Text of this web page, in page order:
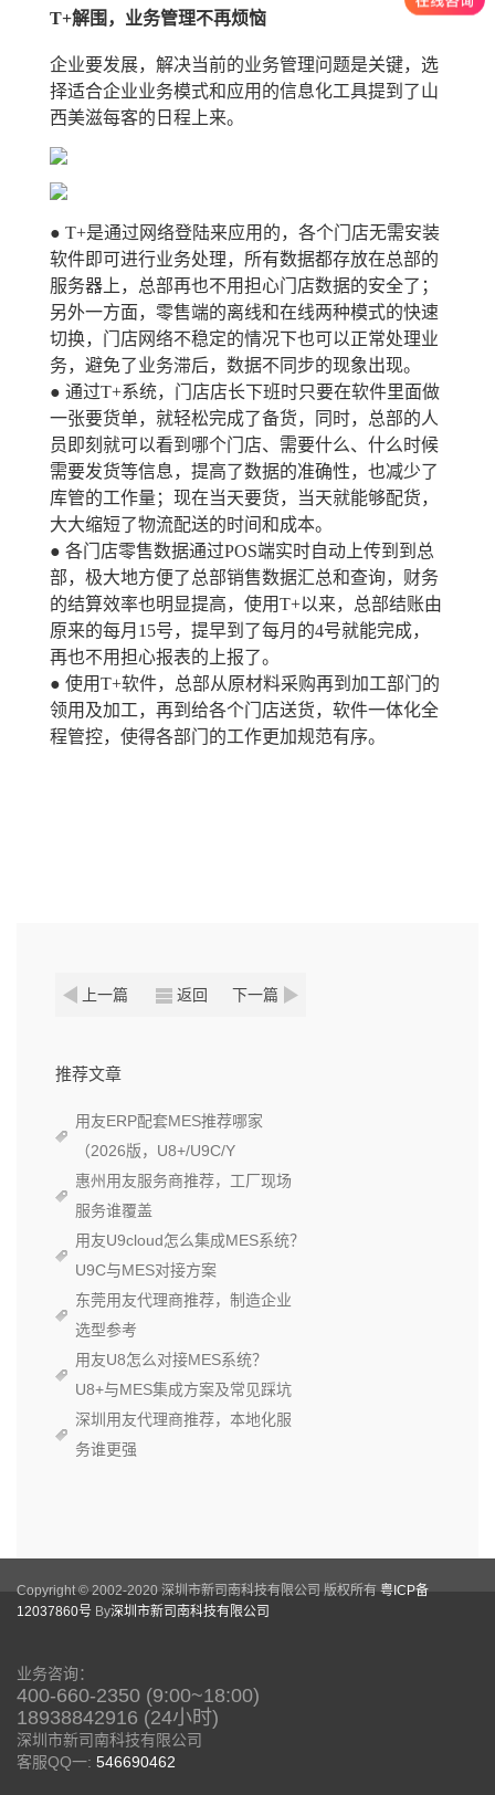
T+解围，业务管理不再烦恼
企业要发展，解决当前的业务管理问题是关键，选
择适合企业业务模式和应用的信息化工具提到了山
西美滋每客的日程上来。
● T+是通过网络登陆来应用的，各个门店无需安装
软件即可进行业务处理，所有数据都存放在总部的
服务器上，总部再也不用担心门店数据的安全了；
另外一方面，零售端的离线和在线两种模式的快速
切换，门店网络不稳定的情况下也可以正常处理业
务，避免了业务滞后，数据不同步的现象出现。
● 通过T+系统，门店店长下班时只要在软件里面做
一张要货单，就轻松完成了备货，同时，总部的人
员即刻就可以看到哪个门店、需要什么、什么时候
需要发货等信息，提高了数据的准确性，也减少了
库管的工作量；现在当天要货，当天就能够配货，
大大缩短了物流配送的时间和成本。
● 各门店零售数据通过POS端实时自动上传到到总
部，极大地方便了总部销售数据汇总和查询，财务
的结算效率也明显提高，使用T+以来，总部结账由
原来的每月15号，提早到了每月的4号就能完成，
再也不用担心报表的上报了。
● 使用T+软件，总部从原材料采购再到加工部门的
领用及加工，再到给各个门店送货，软件一体化全
程管控，使得各部门的工作更加规范有序。
上一篇 返回 下一篇
推荐文章
用友ERP配套MES推荐哪家
（2026版，U8+/U9C/Y
惠州用友服务商推荐，工厂现场
服务谁覆盖
用友U9cloud怎么集成MES系统？
U9C与MES对接方案
东莞用友代理商推荐，制造企业
选型参考
用友U8怎么对接MES系统？
U8+与MES集成方案及常见踩坑
深圳用友代理商推荐，本地化服
务谁更强
Copyright © 2002-2020 深圳市新司南科技有限公司 版权所有 粤ICP备
12037860号 By深圳市新司南科技有限公司
业务咨询：
400-660-2350 (9:00~18:00)
18938842916 (24小时)
深圳市新司南科技有限公司
客服QQ一: 546690462